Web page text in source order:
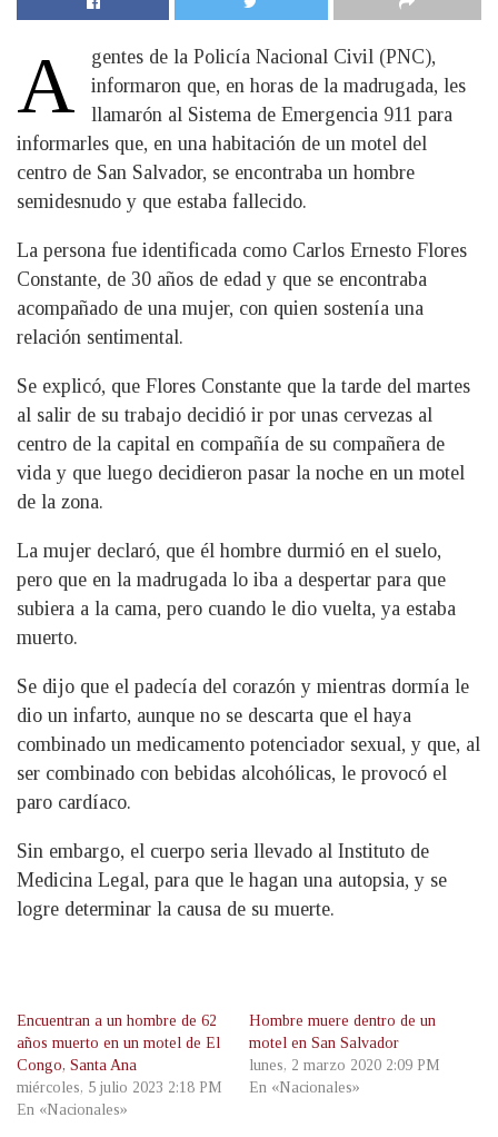
A
gentes de la Policía Nacional Civil (PNC),
informaron que, en horas de la madrugada, les
llamarón al Sistema de Emergencia 911 para
informarles que, en una habitación de un motel del
centro de San Salvador, se encontraba un hombre
semidesnudo y que estaba fallecido.
La persona fue identificada como Carlos Ernesto Flores
Constante, de 30 años de edad y que se encontraba
acompañado de una mujer, con quien sostenía una
relación sentimental.
Se explicó, que Flores Constante que la tarde del martes
al salir de su trabajo decidió ir por unas cervezas al
centro de la capital en compañía de su compañera de
vida y que luego decidieron pasar la noche en un motel
de la zona.
La mujer declaró, que él hombre durmió en el suelo,
pero que en la madrugada lo iba a despertar para que
subiera a la cama, pero cuando le dio vuelta, ya estaba
muerto.
Se dijo que el padecía del corazón y mientras dormía le
dio un infarto, aunque no se descarta que el haya
combinado un medicamento potenciador sexual, y que, al
ser combinado con bebidas alcohólicas, le provocó el
paro cardíaco.
Sin embargo, el cuerpo seria llevado al Instituto de
Medicina Legal, para que le hagan una autopsia, y se
logre determinar la causa de su muerte.
Encuentran a un hombre de 62
años muerto en un motel de El
Congo, Santa Ana
miércoles, 5 julio 2023 2:18 PM
En «Nacionales»
Hombre muere dentro de un
motel en San Salvador
lunes, 2 marzo 2020 2:09 PM
En «Nacionales»